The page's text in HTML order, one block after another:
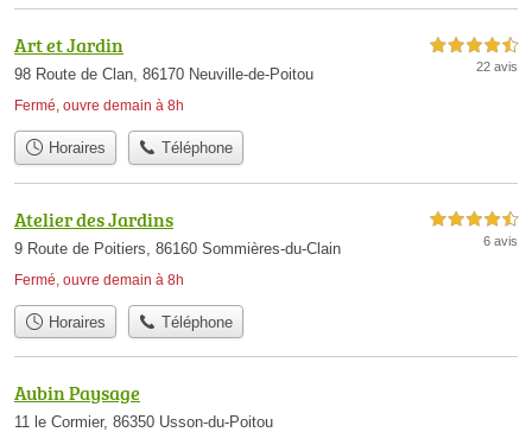
Art et Jardin
98 Route de Clan, 86170 Neuville-de-Poitou
Fermé, ouvre demain à 8h
4,5 étoiles sur 5
22 avis
Horaires Téléphone
Atelier des Jardins
9 Route de Poitiers, 86160 Sommières-du-Clain
Fermé, ouvre demain à 8h
4,5 étoiles sur 5
6 avis
Horaires Téléphone
Aubin Paysage
11 le Cormier, 86350 Usson-du-Poitou